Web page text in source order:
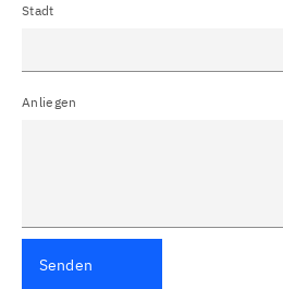
Stadt
Anliegen
Senden